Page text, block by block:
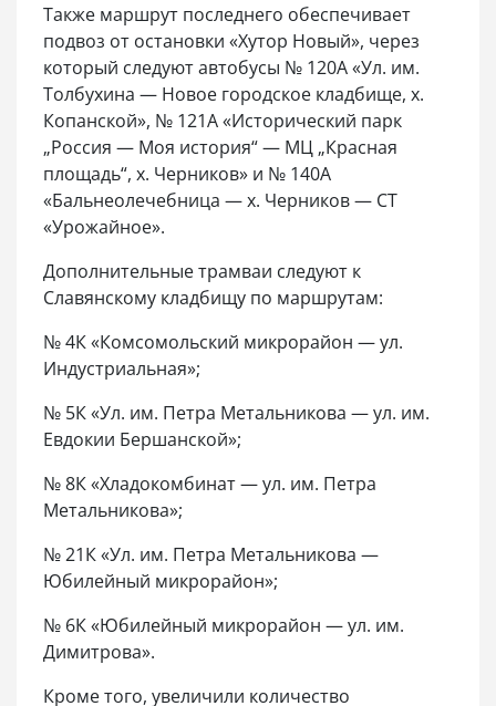
Также маршрут последнего обеспечивает
подвоз от остановки «Хутор Новый», через
который следуют автобусы № 120А «Ул. им.
Толбухина — Новое городское кладбище, х.
Копанской», № 121А «Исторический парк
„Россия — Моя история“ — МЦ „Красная
площадь“, х. Черников» и № 140А
«Бальнеолечебница — х. Черников — СТ
«Урожайное».
Дополнительные трамваи следуют к
Славянскому кладбищу по маршрутам:
№ 4К «Комсомольский микрорайон — ул.
Индустриальная»;
№ 5К «Ул. им. Петра Метальникова — ул. им.
Евдокии Бершанской»;
№ 8К «Хладокомбинат — ул. им. Петра
Метальникова»;
№ 21К «Ул. им. Петра Метальникова —
Юбилейный микрорайон»;
№ 6К «Юбилейный микрорайон — ул. им.
Димитрова».
Кроме того, увеличили количество